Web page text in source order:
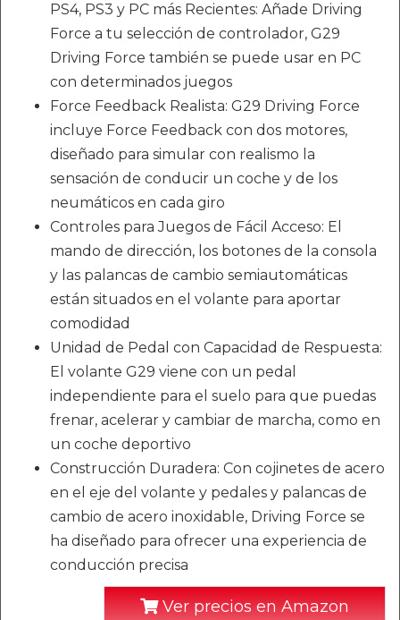
PS4, PS3 y PC más Recientes: Añade Driving
Force a tu selección de controlador, G29
Driving Force también se puede usar en PC
con determinados juegos
Force Feedback Realista: G29 Driving Force
incluye Force Feedback con dos motores,
diseñado para simular con realismo la
sensación de conducir un coche y de los
neumáticos en cada giro
Controles para Juegos de Fácil Acceso: El
mando de dirección, los botones de la consola
y las palancas de cambio semiautomáticas
están situados en el volante para aportar
comodidad
Unidad de Pedal con Capacidad de Respuesta:
El volante G29 viene con un pedal
independiente para el suelo para que puedas
frenar, acelerar y cambiar de marcha, como en
un coche deportivo
Construcción Duradera: Con cojinetes de acero
en el eje del volante y pedales y palancas de
cambio de acero inoxidable, Driving Force se
ha diseñado para ofrecer una experiencia de
conducción precisa
Ver precios en Amazon